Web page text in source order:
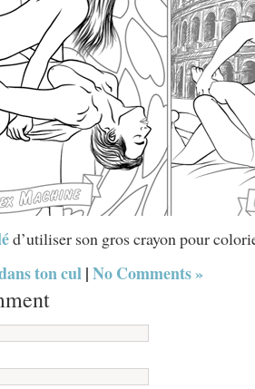
d’utiliser son gros crayon pour
ton cul|No Comments »